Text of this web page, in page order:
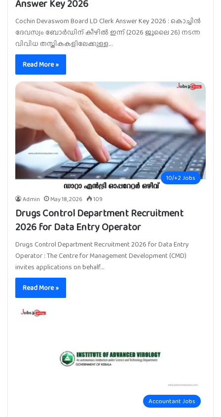
Answer Key 2026
Cochin Devaswom Board LD Clerk Answer Key 2026 : കൊച്ചിൻ
ദേവസ്വം ബോർഡിന് കീഴിൽ ഇന്ന് (2026 ജൂലൈ 26) നടന്ന
വിവിധ തസ്തികകളിലേക്കുള്ള…
Read More »
10/+2 Jobs
Admin May 18, 2026 109
Drugs Control Department Recruitment
2026 for Data Entry Operator
Drugs Control Department Recruitment 2026 for Data Entry
Operator : The Centre for Management Development (CMD)
invites applications on behalf…
Read More »
Accountant Jobs